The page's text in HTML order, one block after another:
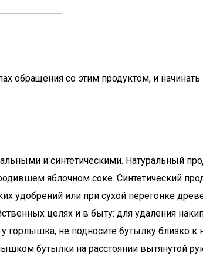
обращения со этим продуктом, и
и синтетическими. Натуральный
яблочном соке. Синтетический
удобрений или при сухой перегонке
целях и в быту: для удаления
горлышка, не подносите бутылку близко
бутылки на расстоянии вытянутой